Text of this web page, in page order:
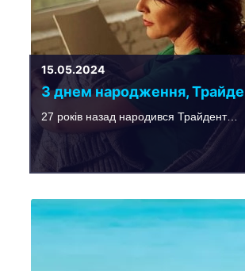
15.05.2024
З днем народження,
27 років назад народився Трайдент…